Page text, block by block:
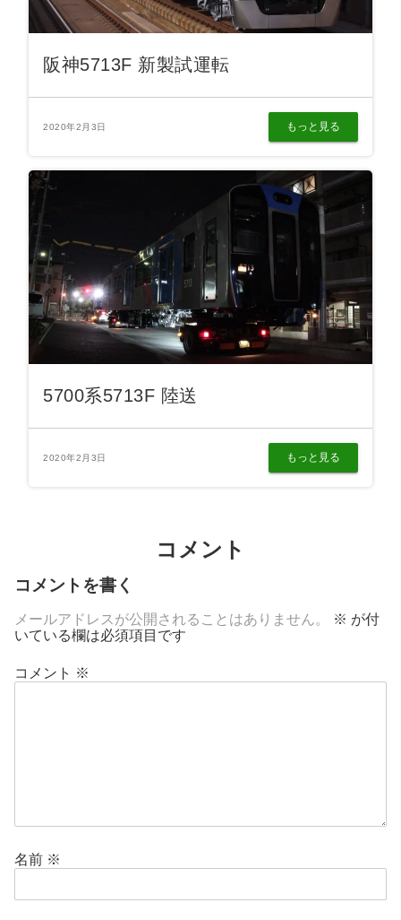
阪神5713F 新製試運転
2020年2月3日 もっと見る
5700系5713F 陸送
2020年2月3日 もっと見る
コメント
コメントを書く
メールアドレスが公開されることはありません。 ※ が付
いている欄は必須項目です
コメント ※
名前 ※